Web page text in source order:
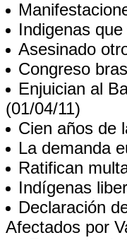
Indigenas
Asesinado
Congreso
Enjuician al
(01/04/11)
Cien años de
La demanda
Ratifican
Indígenas
Declaración
Afectados por